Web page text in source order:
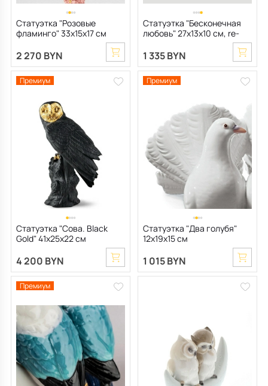
Статуэтка "Розовые
фламинго" 33х15х17 см
2 270 BYN
Статуэтка "Бесконечная
любовь" 27х13х10 см, re-
1 335 BYN
Премиум
Статуэтка "Сова. Black
Gold" 41х25х22 см
4 200 BYN
Премиум
Статуэтка "Два голубя"
12х19х15 см
1 015 BYN
Премиум